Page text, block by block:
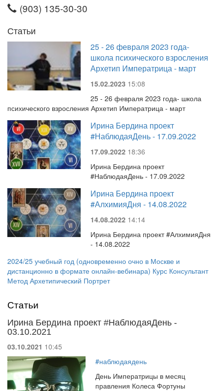
(903) 135-30-30
Статьи
25 - 26 февраля 2023 года-
школа психического взросления
Архетип Императрица - март
15.02.2023 15:08
25 - 26 февраля 2023 года- школа
психического взросления Архетип Императрица - март
Ирина Бердина проект
#НаблюдаяДень - 17.09.2022
17.09.2022 18:36
Ирина Бердина проект
#НаблюдаяДень - 17.09.2022
Ирина Бердина проект
#АлхимияДня - 14.08.2022
14.08.2022 14:14
Ирина Бердина проект #АлхимияДня
- 14.08.2022
2024/25 учебный год (одновременно очно в Москве и
дистанционно в формате онлайн-вебинара) Курс Консультант
Метод Архетипический Портрет
Статьи
Ирина Бердина проект #НаблюдаяДень -
03.10.2021
03.10.2021 10:45
#наблюдаядень
День Императрицы в месяц
правления Колеса Фортуны